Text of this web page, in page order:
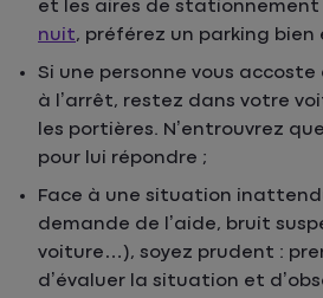
et les aires de
nuit, préférez un parking bien
Si une personne vous
à l’arrêt, restez dans votre
les portières. N’entrouvrez
pour lui répondre ;
Face à une situation
demande de l’aide, bruit
voiture…), soyez prudent :
d’évaluer la situation et